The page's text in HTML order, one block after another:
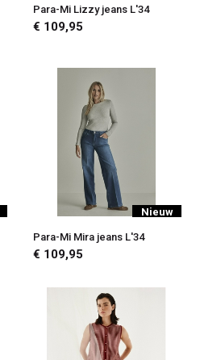
Para-Mi Lizzy jeans L'34
€ 109,95
Nieuw
Para-Mi Mira jeans L'34
€ 109,95